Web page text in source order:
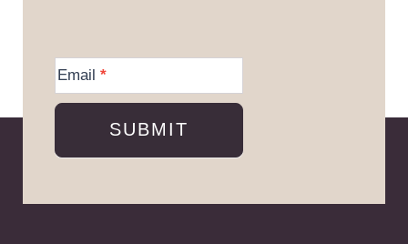
Information
Email *
SUBMIT